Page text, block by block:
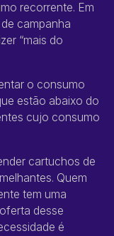
recorrente. Em
campanha
“mais do
o consumo
estão abaixo do
cujo consumo
cartuchos de
Quem
tem uma
desse
é